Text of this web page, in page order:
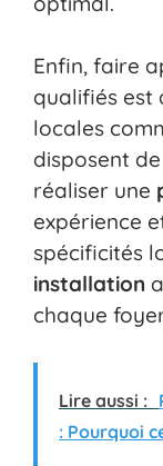
Enfin, faire
qualifiés est
locales
disposent
réaliser une
expérience
spécificités
installation
chaque
Lire aussi :
: Pourquoi